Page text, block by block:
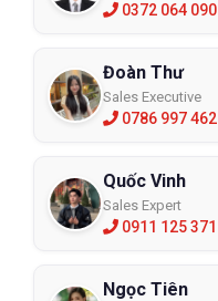
0372 064 090
Đoàn Thư
Sales Executive
0786 997 462
Quốc Vinh
Sales Expert
0911 125 371
Ngọc Tiên